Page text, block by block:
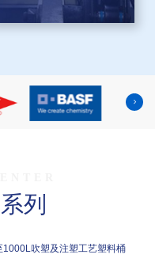
列
吹塑及注塑工艺塑料桶